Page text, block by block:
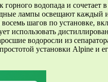
водопада и сочетает
лампы освещают каждый
шагов по установке,
использовать
водоросли из
установки Alpine и